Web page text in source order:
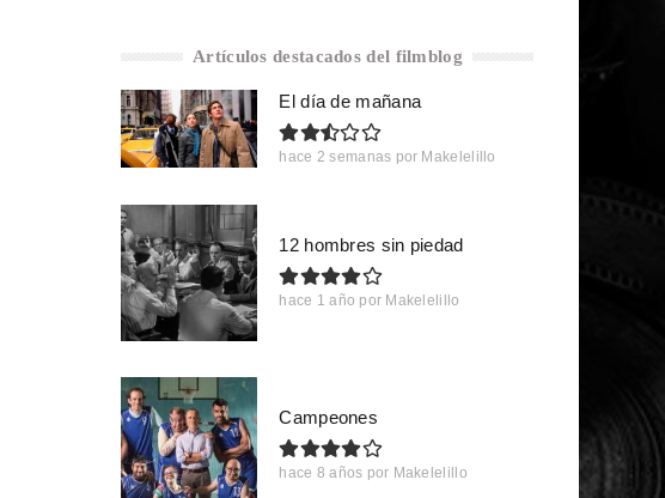
Artículos destacados del filmblog
El día de mañana
hace 2 semanas por Makelelillo
12 hombres sin piedad
hace 1 año por Makelelillo
Campeones
hace 8 años por Makelelillo